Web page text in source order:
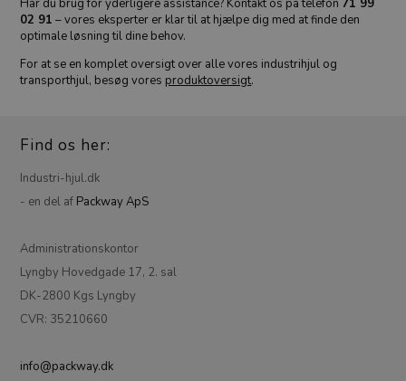
02 91 – vores eksperter er klar til at hjælpe dig med at finde den
optimale løsning til dine behov.
For at se en komplet oversigt over alle vores industrihjul og
transporthjul, besøg vores produktoversigt.
Find os her:
Industri-hjul.dk
- en del af Packway ApS
Administrationskontor
Lyngby Hovedgade 17, 2. sal
DK-2800 Kgs Lyngby
CVR: 35210660
info@packway.dk